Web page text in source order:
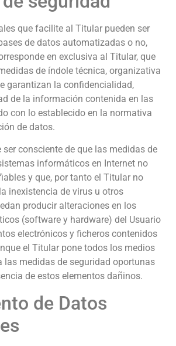
que facilite al Titular pueden ser
de datos automatizadas o no,
en exclusiva al Titular, que
de índole técnica, organizativa
garantizan la confidencialidad,
de la información contenida en las
con lo establecido en la normativa
de datos.
ser consciente de que las medidas de
informáticos en Internet no
y que, por tanto el Titular no
inexistencia de virus u otros
producir alteraciones en los
(software y hardware) del Usuario
electrónicos y ficheros contenidos
el Titular pone todos los medios
las medidas de seguridad oportunas
de estos elementos dañinos.
de Datos